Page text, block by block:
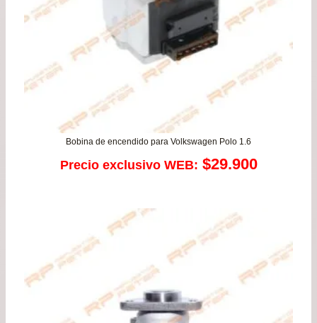
Bobina de encendido para Volkswagen Polo 1.6
Precio exclusivo WEB: $29.900